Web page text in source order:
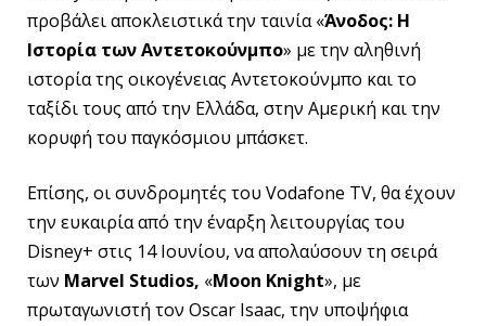
προβάλει αποκλειστικά την ταινία «Άνοδος: Η
Ιστορία των Αντετοκούνμπο» με την αληθινή
ιστορία της οικογένειας Αντετοκούνμπο και το
ταξίδι τους από την Ελλάδα, στην Αμερική και την
κορυφή του παγκόσμιου μπάσκετ.
Επίσης, οι συνδρομητές του Vodafone TV, θα έχουν
την ευκαιρία από την έναρξη λειτουργίας του
Disney+ στις 14 Ιουνίου, να απολαύσουν τη σειρά
των Marvel Studios, «Moon Knight», με
πρωταγωνιστή τον Oscar Isaac, την υποψήφια